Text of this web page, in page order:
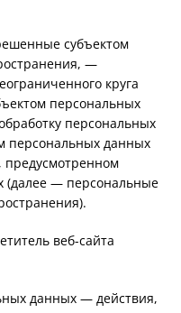
субъектом
—
круга
персональных
персональных
персональных данных
предусмотренном
(далее — персональные
веб-сайта
данных — действия,